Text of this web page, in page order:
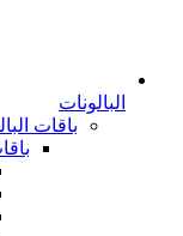
البالونات
باقات